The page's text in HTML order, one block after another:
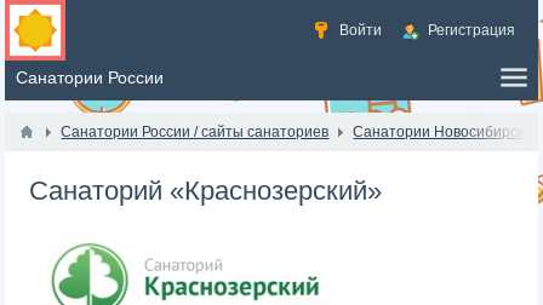
Войти Регистрация
Санатории России / сайты санаториев Санатории Новосибирска
Санаторий «Краснозерский»